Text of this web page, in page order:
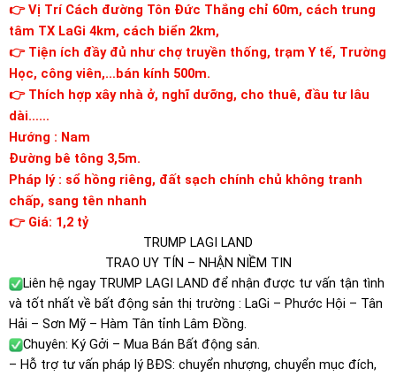
👉 Vị Trí Cách đường Tôn Đức Thắng chỉ 60m, cách trung
tâm TX LaGi 4km, cách biển 2km,
👉 Tiện ích đầy đủ như chợ truyền thống, trạm Y tế, Trường
Học, công viên,…bán kính 500m.
👉 Thích hợp xây nhà ở, nghĩ dưỡng, cho thuê, đầu tư lâu
dài……
Hướng : Nam
Đường bê tông 3,5m.
Pháp lý : sổ hồng riêng, đất sạch chính chủ không tranh
chấp, sang tên nhanh
👉 Giá: 1,2 tỷ
TRUMP LAGI LAND
TRAO UY TÍN – NHẬN NIỀM TIN
Liên hệ ngay TRUMP LAGI LAND để nhận được tư vấn tận tình
và tốt nhất về bất động sản thị trường : LaGi – Phước Hội – Tân
Hải – Sơn Mỹ – Hàm Tân tỉnh Lâm Đồng.
Chuyên: Ký Gởi – Mua Bán Bất động sản.
– Hỗ trợ tư vấn pháp lý BĐS: chuyển nhượng, chuyển mục đích,